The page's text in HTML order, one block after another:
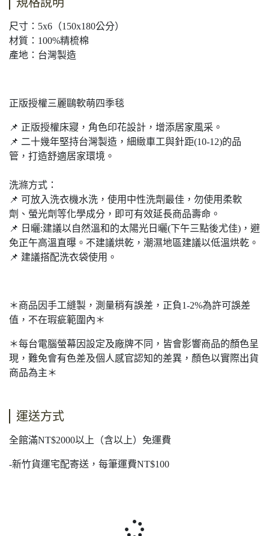
尺寸：5x6（150x180公分）
材質：100%精梳棉
產地：台灣製造
正版授權三麗鷗軟萌四季毯
📌 正版授權床寢，角色印花設計，增添居家風采。
📌 ⼆十幾年堅持台灣製造，細緻⾞工與針距(10-12)的品
管，打造舒適居家環境。
洗滌方式：
📌 可放入洗衣機水洗，使用中性洗劑最佳，勿使⽤柔軟
劑、螢光劑等化學成分，即可有效延長商品壽命。
📌 ⽇曬:建議以⾃然溫和的太陽光⽇曬(下午三點後尤佳)，避
免正午⾼溫直曝。不建議烘乾，潮濕地區建議以低溫烘乾。
📌 建議搭配洗衣袋使⽤。
＊商品因手工縫製，測量稍有誤差，正負1-2%為許可誤差
值，不在瑕疵範圍內＊
＊每台電腦螢幕因設定及廠牌不同，皆會影響商品的顏色呈
現，難免會有色差及個人感官認知的差異，顏色以實際出貨
商品為主＊
運送方式
全館滿NT$2000以上（含以上）免運費
-新竹貨運宅配寄送，每筆運費NT$100